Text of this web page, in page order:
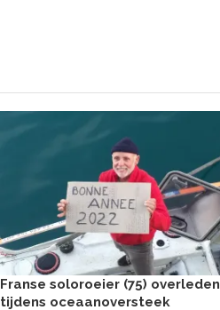
Franse soloroeier (75) overleden
tijdens oceaanoversteek